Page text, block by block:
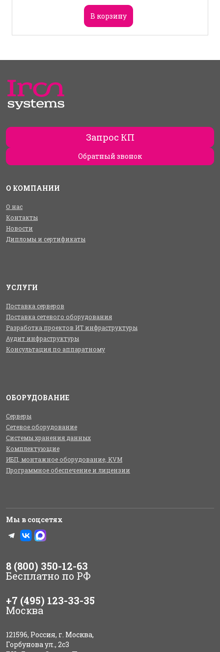
В корзину
Запрос КП
Обратный звонок
О КОМПАНИИ
О нас
Контакты
Новости
Дипломы и сертификаты
УСЛУГИ
Поставка серверов
Поставка сетевого оборудования
Разработка проектов ИТ инфраструктуры
Аудит инфраструктуры
Консультация по аппаратному
ОБОРУДОВАНИЕ
Серверы
Сетевое оборудование
Системы хранения данных
Комплектующие
ИБП, монтажное оборудование, KVM
Программное обеспечение и лицензии
Мы в соцсетях
8 (800) 350-12-63
Бесплатно по РФ
+7 (495) 123-33-35
Москва
121596, Россия, г. Москва,
Горбунова ул., 2с3